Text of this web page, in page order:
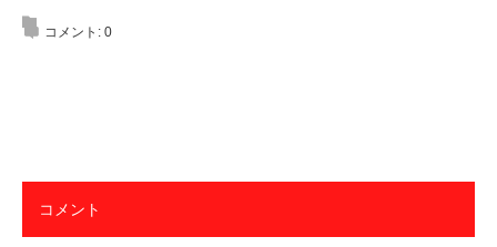
コメント: 0
コメント